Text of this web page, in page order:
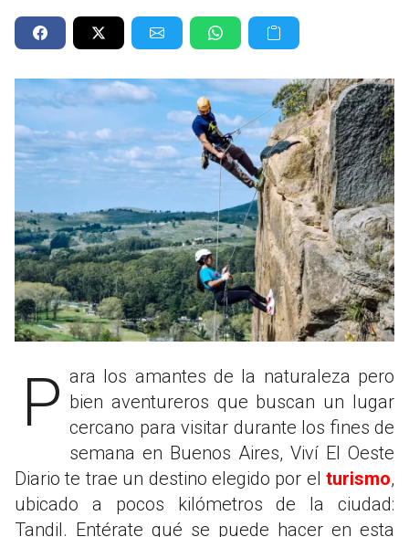
Para los amantes de la naturaleza pero bien aventureros que buscan un lugar
cercano para visitar durante los fines de
semana en Buenos Aires, Viví El Oeste
Diario te trae un destino elegido por el turismo,
ubicado a pocos kilómetros de la ciudad:
Tandil. Entérate qué se puede hacer en esta